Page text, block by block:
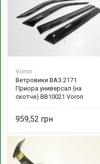
Voron
Ветровики ВАЗ 2171
Приора универсал (на
скотче) ВВ10021 Voron
959,52